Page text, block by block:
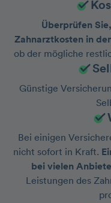
Überprüfen
Zahnarztkosten in
ob der mögliche
Günstige
Bei einigen
nicht sofort in Kraft.
bei vielen
Leistungen des